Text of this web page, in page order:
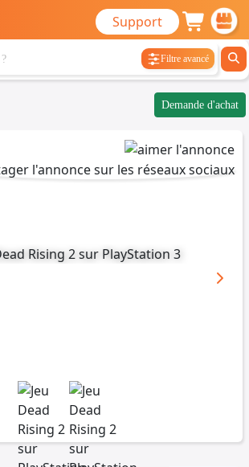
Support
Filtre avancé
Demande d'achat